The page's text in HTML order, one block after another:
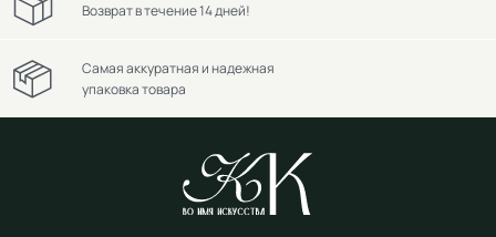
Возврат в течение 14 дней!
Самая аккуратная и надежная
упаковка товара